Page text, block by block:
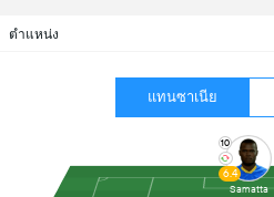
ตำแหน่ง
แทนซาเนีย
10
6.4
Samatta